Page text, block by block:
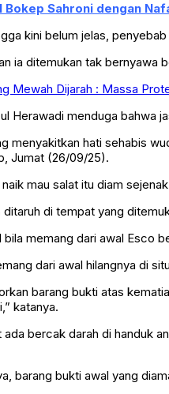
Bokep Sahroni dengan
kini belum jelas,
ia ditemukan tak bernyawa
Mewah Dijarah : Massa
Herawadi menduga bahwa
menyakitkan hati sehabis
Jumat (26/09/25).
mau salat itu diam
ditaruh di tempat yang
bila memang dari awal Esco
dari awal hilangnya di
barang bukti atas
katanya.
ada bercak darah di handuk
barang bukti awal yang